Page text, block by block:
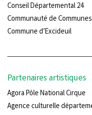
Conseil Départemental 24
Communauté de
Commune d’Excideuil
Partenaires artistiques
Agora Pôle National Cirque
Agence culturelle